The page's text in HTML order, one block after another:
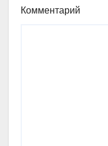
Комментарий